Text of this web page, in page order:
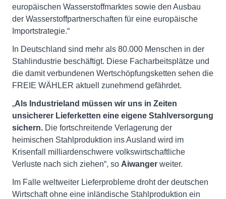
europäischen Wasserstoffmarktes sowie den Ausbau
der Wasserstoffpartnerschaften für eine europäische
Importstrategie.“
In Deutschland sind mehr als 80.000 Menschen in der
Stahlindustrie beschäftigt. Diese Facharbeitsplätze und
die damit verbundenen Wertschöpfungsketten sehen die
FREIE WÄHLER aktuell zunehmend gefährdet.
„Als Industrieland müssen wir uns in Zeiten
unsicherer Lieferketten eine eigene Stahlversorgung
sichern. Die fortschreitende Verlagerung der
heimischen Stahlproduktion ins Ausland wird im
Krisenfall milliardenschwere volkswirtschaftliche
Verluste nach sich ziehen“, so Aiwanger weiter.
Im Falle weltweiter Lieferprobleme droht der deutschen
Wirtschaft ohne eine inländische Stahlproduktion ein